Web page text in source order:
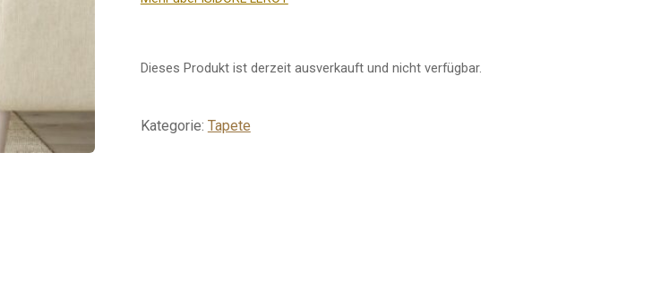
Dieses Produkt ist derzeit ausverkauft und nicht verfügbar.
Kategorie: Tapete